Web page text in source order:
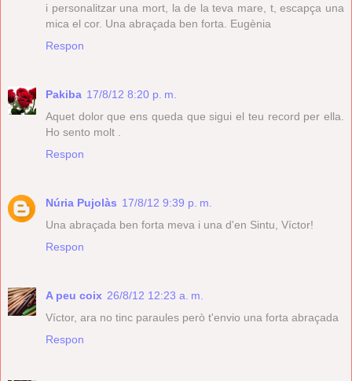
i personalitzar una mort, la de la teva mare, t, escapça una
mica el cor. Una abraçada ben forta. Eugènia
Respon
Pakiba 17/8/12 8:20 p. m.
Aquet dolor que ens queda que sigui el teu record per ella.
Ho sento molt .
Respon
Núria Pujolàs 17/8/12 9:39 p. m.
Una abraçada ben forta meva i una d'en Sintu, Víctor!
Respon
A peu coix 26/8/12 12:23 a. m.
Víctor, ara no tinc paraules però t'envio una forta abraçada
Respon